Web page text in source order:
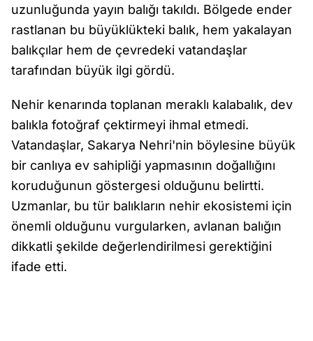
uzunluğunda yayın balığı takıldı. Bölgede ender
rastlanan bu büyüklükteki balık, hem yakalayan
balıkçılar hem de çevredeki vatandaşlar
tarafından büyük ilgi gördü.
Nehir kenarında toplanan meraklı kalabalık, dev
balıkla fotoğraf çektirmeyi ihmal etmedi.
Vatandaşlar, Sakarya Nehri'nin böylesine büyük
bir canlıya ev sahipliği yapmasının doğallığını
koruduğunun göstergesi olduğunu belirtti.
Uzmanlar, bu tür balıkların nehir ekosistemi için
önemli olduğunu vurgularken, avlanan balığın
dikkatli şekilde değerlendirilmesi gerektiğini
ifade etti.